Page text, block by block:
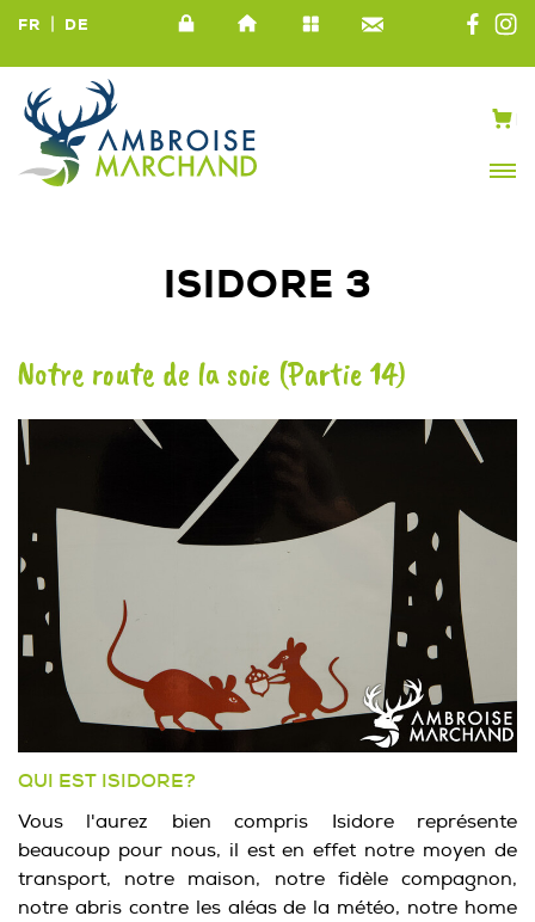
FR | DE
ISIDORE 3
Notre route de la soie (Partie 14)
QUI EST ISIDORE?
Vous l'aurez bien compris Isidore représente
beaucoup pour nous, il est en effet notre moyen de
transport, notre maison, notre fidèle compagnon,
notre abris contre les aléas de la météo, notre home